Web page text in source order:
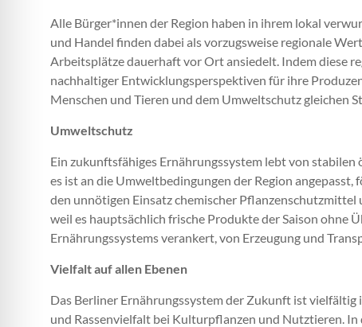
Alle Bürger*innen der Region haben in ihrem lokal
und Handel finden dabei als vorzugsweise regionale
Arbeitsplätze dauerhaft vor Ort ansiedelt. Indem diese
nachhaltiger Entwicklungsperspektiven für ihre
Menschen und Tieren und dem Umweltschutz gleichen
Umweltschutz
Ein zukunftsfähiges Ernährungssystem lebt von
es ist an die Umweltbedingungen der Region
den unnötigen Einsatz chemischer
weil es hauptsächlich frische Produkte der Saison
Ernährungssystems verankert, von Erzeugung und
Vielfalt auf allen Ebenen
Das Berliner Ernährungssystem der Zukunft ist
und Rassenvielfalt bei Kulturpflanzen und Nutztieren.